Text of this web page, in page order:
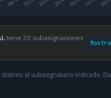
tiene 20 subasignaciones
al subasignatario indicado.